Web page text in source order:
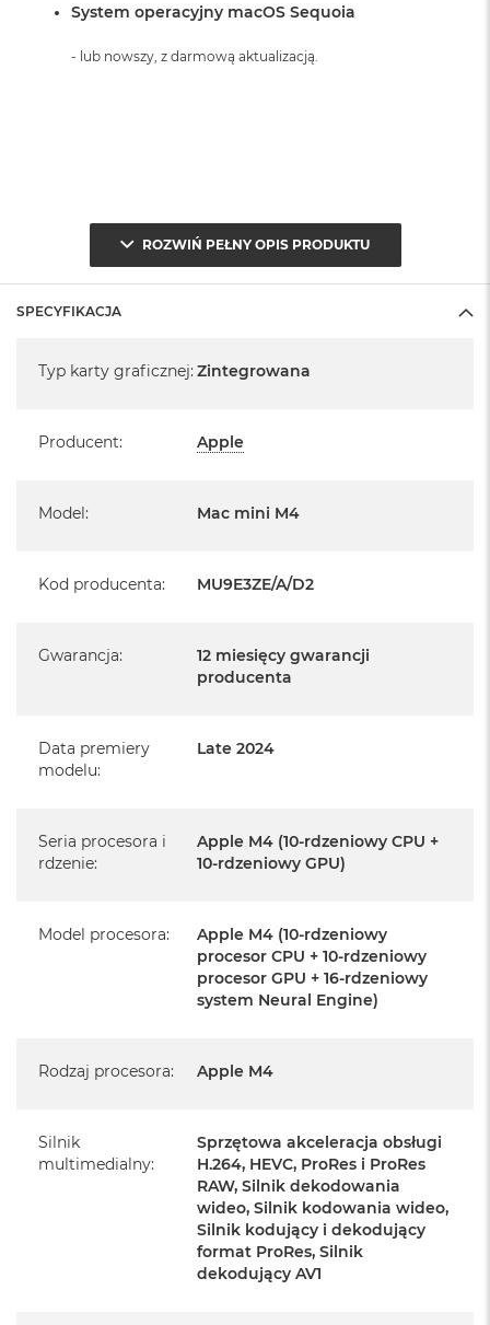
System operacyjny macOS Sequoia
- lub nowszy, z darmową aktualizacją.
Mac mini jest nowy
Posiada pełną, 12 miesięczną gwarancję
producenta
serwisowym Apple na terenie całego świata.
Istnieje możliwość przedłużenia gwarancji producenta.
Posiada fabryczne opakowanie
Posiada system operacyjny macOS w języku
Język polski wybieramy przy pierwszym uruchomieniu
Zawartość zestawu:
Przewód zasilający (1,8m)
ROZWIŃ PEŁNY OPIS PRODUKTU
SPECYFIKACJA
Typ karty graficznej: Zintegrowana
Producent: Apple
Model: Mac mini M4
Kod producenta: MU9E3ZE/A/D2
Gwarancja:
12 miesięcy gwarancji
producenta
Data premiery
modelu:
Late 2024
Seria procesora i
rdzenie:
Apple M4 (10-rdzeniowy CPU +
10-rdzeniowy GPU)
Model procesora:
Apple M4 (10-rdzeniowy
procesor CPU + 10-rdzeniowy
procesor GPU + 16-rdzeniowy
system Neural Engine)
Rodzaj procesora: Apple M4
Silnik
multimedialny:
Sprzętowa akceleracja obsługi
H.264, HEVC, ProRes i ProRes
RAW, Silnik dekodowania
wideo, Silnik kodowania wideo,
Silnik kodujący i dekodujący
format ProRes, Silnik
dekodujący AV1